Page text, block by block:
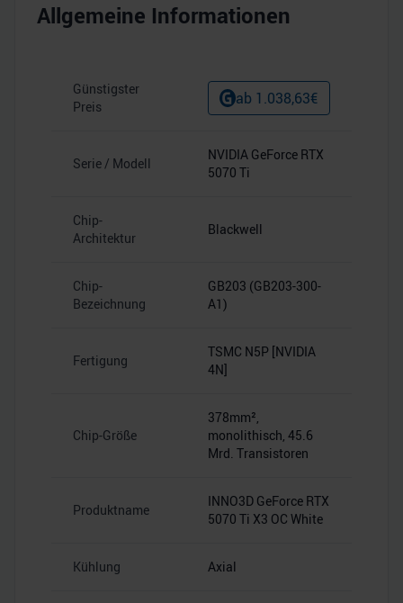
Allgemeine Informationen
Günstigster
Preis
ab 1.038,63€
Serie / Modell
NVIDIA GeForce RTX
5070 Ti
Chip-
Architektur
Blackwell
Chip-
Bezeichnung
GB203 (GB203-300-
A1)
Fertigung
TSMC N5P [NVIDIA
4N]
Chip-Größe
378mm²,
monolithisch, 45.6
Mrd. Transistoren
Produktname
INNO3D GeForce RTX
5070 Ti X3 OC White
Kühlung Axial